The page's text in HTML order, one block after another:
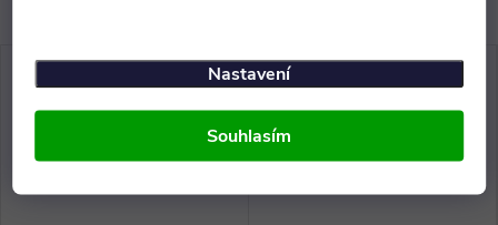
Nastavení
Souhlasím